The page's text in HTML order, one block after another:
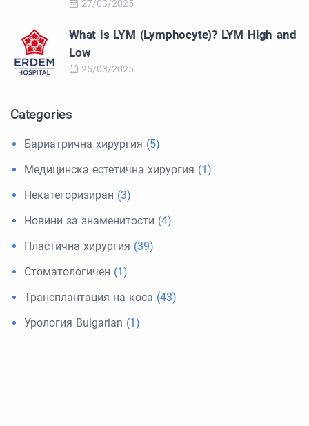
27/03/2025
What is LYM (Lymphocyte)? LYM High and
Low
25/03/2025
Categories
Бариатрична хирургия (5)
Медицинска естетична хирургия (1)
Некатегоризиран (3)
Новини за знаменитости (4)
Пластична хирургия (39)
Стоматологичен (1)
Трансплантация на коса (43)
Урология Bulgarian (1)